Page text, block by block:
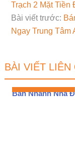
Trạch 2 Mặt
Bài viết trước:
Ngay Trung Tâm
BÀI VIẾT LIÊN
Bán Nhanh Nhà